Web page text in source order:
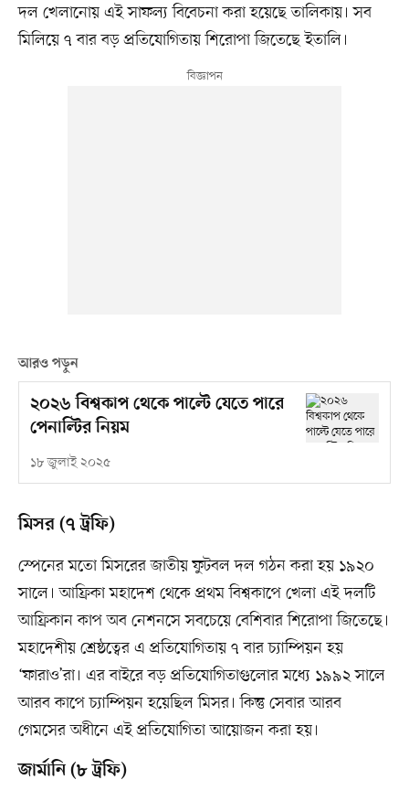
দল খেলানোয় এই সাফল্য বিবেচনা করা হয়েছে তালিকায়। সব
মিলিয়ে ৭ বার বড় প্রতিযোগিতায় শিরোপা জিতেছে ইতালি।
আরও পড়ুন
২০২৬ বিশ্বকাপ থেকে পাল্টে যেতে পারে
পেনাল্টির নিয়ম
১৮ জুলাই ২০২৫
মিসর (৭ ট্রফি)
স্পেনের মতো মিসরের জাতীয় ফুটবল দল গঠন করা হয় ১৯২০
সালে। আফ্রিকা মহাদেশ থেকে প্রথম বিশ্বকাপে খেলা এই দলটি
আফ্রিকান কাপ অব নেশনসে সবচেয়ে বেশিবার শিরোপা জিতেছে।
মহাদেশীয় শ্রেষ্ঠত্বের এ প্রতিযোগিতায় ৭ বার চ্যাম্পিয়ন হয়
‘ফারাও’রা। এর বাইরে বড় প্রতিযোগিতাগুলোর মধ্যে ১৯৯২ সালে
আরব কাপে চ্যাম্পিয়ন হয়েছিল মিসর। কিন্তু সেবার আরব
গেমসের অধীনে এই প্রতিযোগিতা আয়োজন করা হয়।
জার্মানি (৮ ট্রফি)